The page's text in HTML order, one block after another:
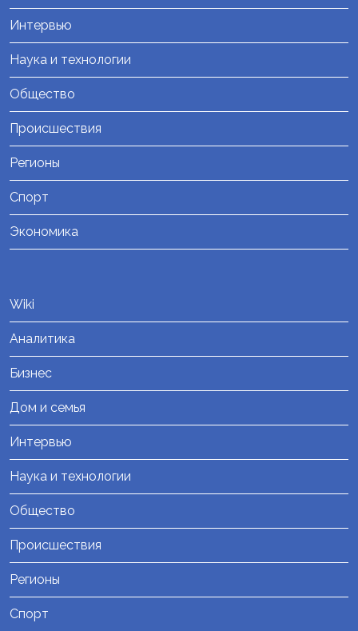
Интервью
Наука и технологии
Общество
Происшествия
Регионы
Спорт
Экономика
Wiki
Аналитика
Бизнес
Дом и семья
Интервью
Наука и технологии
Общество
Происшествия
Регионы
Спорт